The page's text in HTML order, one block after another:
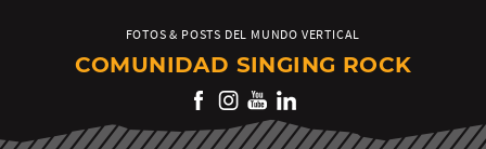
FOTOS & POSTS DEL MUNDO VERTICAL
COMUNIDAD SINGING ROCK